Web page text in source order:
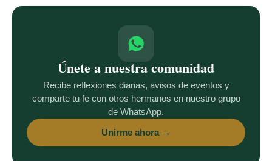
Únete a nuestra comunidad
Recibe reflexiones diarias, avisos de eventos y
comparte tu fe con otros hermanos en nuestro grupo
de WhatsApp.
Unirme ahora →